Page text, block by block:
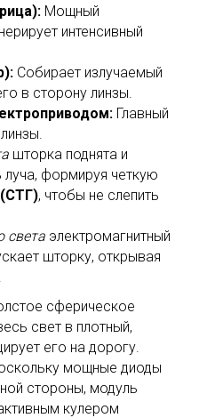
Мощный
интенсивный
Собирает излучаемый
в сторону линзы.
Главный
шторка поднята и
формируя четкую
(СТГ), чтобы не слепить
света электромагнитный
шторку, открывая
сферическое
свет в плотный,
его на дорогу.
мощные диоды
стороны, модуль
кулером